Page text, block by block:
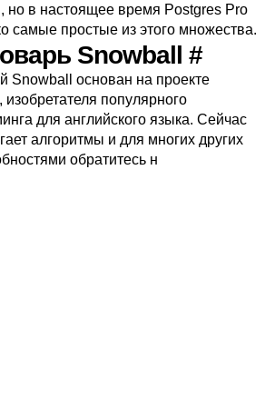
но в настоящее время Postgres Pro
самые простые из этого множества.
Snowball #
Snowball
основан на проекте
популярного
для английского языка. Сейчас
алгоритмы и для многих других
обратитесь н